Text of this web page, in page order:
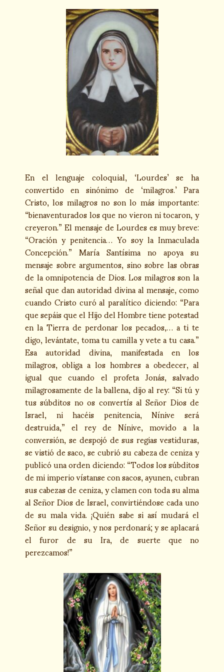
En el lenguaje coloquial, ‘Lourdes’ se ha
convertido en sinónimo de ‘milagros.’ Para
Cristo, los milagros no son lo más importante:
“bienaventurados los que no vieron ni tocaron, y
creyeron.” El mensaje de Lourdes es muy breve:
“Oración y penitencia… Yo soy la Inmaculada
Concepción.” María Santísima no apoya su
mensaje sobre argumen­tos, sino sobre las obras
de la omnipotencia de Dios. Los milagros son la
señal que dan autoridad divina al mensaje, como
cuando Cristo curó al paralítico diciendo: “Para
que sepáis que el Hijo del Hombre tiene potestad
en la Tierra de perdonar los pecados,… a ti te
digo, levántate, toma tu camilla y vete a tu casa.”
Esa autoridad divina, manifestada en los
milagros, obliga a los hombres a obedecer, al
igual que cuando el profeta Jonás, salvado
milagrosamente de la ballena, dijo al rey: “Si tú y
tus súbditos no os convertís al Señor Dios de
Israel, ni hacéis penitencia, Nínive será
destruida,” el rey de Nínive, movido a la
conversión, se despojó de sus regias vestiduras,
se vistió de saco, se cubrió su cabeza de ceniza y
publicó una orden diciendo: “Todos los súbditos
de mi imperio vístanse con sacos, ayunen, cubran
sus cabezas de ceniza, y clamen con toda su alma
al Señor Dios de Israel, convirtiéndose cada uno
de su mala vida. ¡Quién sabe si así mudará el
Señor su designio, y nos perdonará; y se aplacará
el furor de su Ira, de suerte que no
perezcamos!”